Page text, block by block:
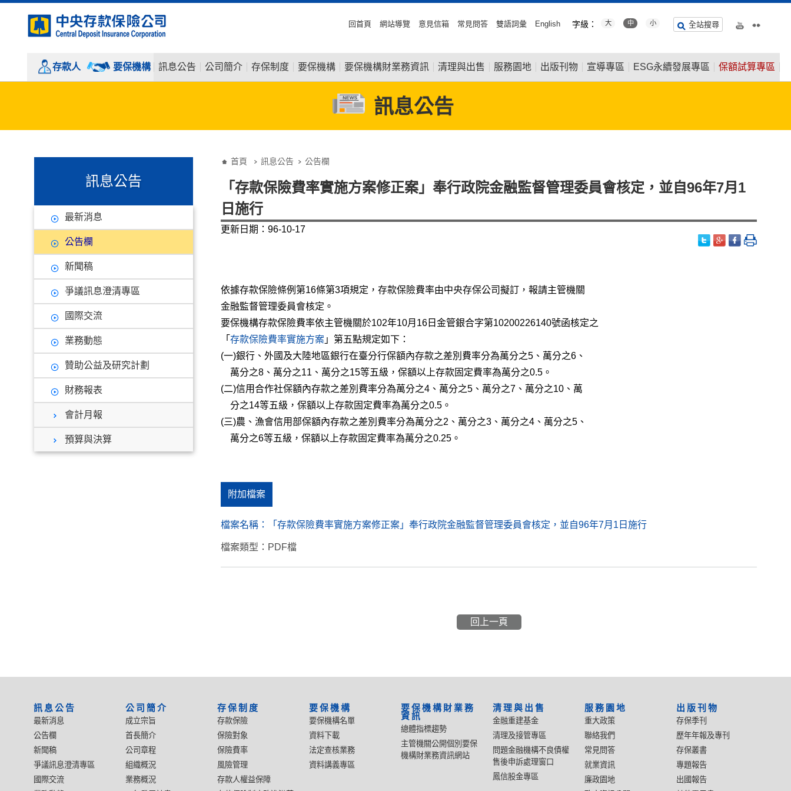
回首頁 網站導覽 意見信箱 常見問答 雙語詞彙 English 字級： 大 中 小 全站搜尋
存款人 要保機構 訊息公告 公司簡介 存保制度 要保機構 要保機構財業務資訊 清理與出售 服務園地 出版刊物 宣導專區 ESG永續發展專區 保額試算專區
訊息公告
訊息公告
最新消息
公告欄
新聞稿
爭議訊息澄清專區
國際交流
業務動態
贊助公益及研究計劃
財務報表
會計月報
預算與決算
首頁 訊息公告 公告欄
「存款保險費率實施方案修正案」奉行政院金融監督管理委員會核定，並自96年7月1
日施行
更新日期：96-10-17
依據存款保險條例第16條第3項規定，存款保險費率由中央存保公司擬訂，報請主管機關
金融監督管理委員會核定。
要保機構存款保險費率依主管機關於102年10月16日金管銀合字第10200226140號函核定之
「 存款保險費率實施方案」第五點規定如下：
(一)銀行、外國及大陸地區銀行在臺分行保額內存款之差別費率分為萬分之5、萬分之6、
萬分之8、萬分之11、萬分之15等五級，保額以上存款固定費率為萬分之0.5。
(二)信用合作社保額內存款之差別費率分為萬分之4、萬分之5、萬分之7、萬分之10、萬
分之14等五級，保額以上存款固定費率為萬分之0.5。
(三)農、漁會信用部保額內存款之差別費率分為萬分之2、萬分之3、萬分之4、萬分之5、
萬分之6等五級，保額以上存款固定費率為萬分之0.25。
附加檔案
檔案名稱： 「存款保險費率實施方案修正案」奉行政院金融監督管理委員會核定，並自96年7月1日施行
檔案類型：PDF檔
回上一頁
訊息公告
最新消息
公告欄
新聞稿
爭議訊息澄清專區
國際交流
公司簡介
成立宗旨
首長簡介
公司章程
組織概況
業務概況
存保制度
存款保險
保險對象
保險費率
風險管理
存款人權益保障
要保機構
要保機構名單
資料下載
法定查核業務
資料講義專區
要保機構財業務
資訊
總體指標趨勢
主管機關公開個別要保
機構財業務資訊網站
清理與出售
金融重建基金
清理及接管專區
問題金融機構不良債權
售後申訴處理窗口
鳳信股金專區
服務園地
重大政策
聯絡我們
常見問答
就業資訊
廉政園地
出版刊物
存保季刊
歷年年報及專刊
存保叢書
專題報告
出國報告